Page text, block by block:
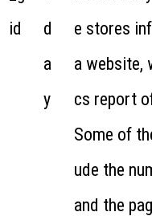
id
d
a
y
e stores
a website,
cs report
Some of
ude the
and the